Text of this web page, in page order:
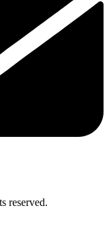
reserved.